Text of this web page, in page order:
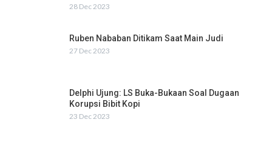
28 Dec 2023
Ruben Nababan Ditikam Saat Main Judi
27 Dec 2023
Delphi Ujung: LS Buka-Bukaan Soal Dugaan
Korupsi Bibit Kopi
23 Dec 2023